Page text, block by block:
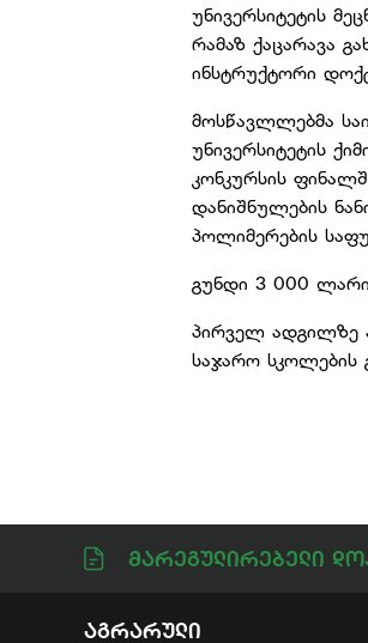
უნივერსიტეტის
რამაზ ქაცარავა
ინსტრუქტორი
მოსწავლლებმა
უნივერსიტეტის
კონკურსის
დანიშნულების
პოლიმერების
გუნდი 3 000
პირველ ადგილზე
საჯარო სკოლების
Მარეგულირებელი
Აგრარული